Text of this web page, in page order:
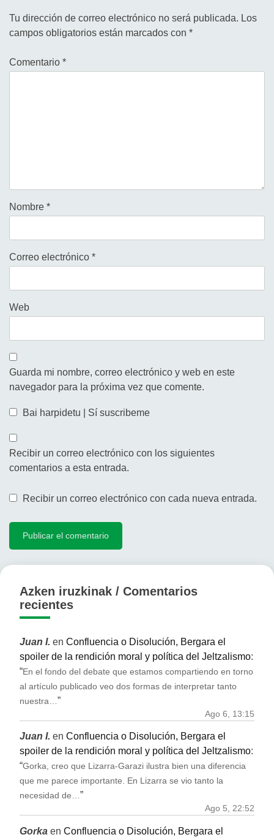
Tu dirección de correo electrónico no será publicada. Los
campos obligatorios están marcados con *
Comentario *
Nombre *
Correo electrónico *
Web
Guarda mi nombre, correo electrónico y web en este
navegador para la próxima vez que comente.
Bai harpidetu | Sí suscribeme
Recibir un correo electrónico con los siguientes
comentarios a esta entrada.
Recibir un correo electrónico con cada nueva entrada.
Azken iruzkinak / Comentarios
recientes
Juan I. en Confluencia o Disolución, Bergara el
spoiler de la rendición moral y política del Jeltzalismo:
“En el fondo del debate que estamos compartiendo en torno
al artículo publicado veo dos formas de interpretar tanto
nuestra… ”
Ago 6, 13:15
Juan I. en Confluencia o Disolución, Bergara el
spoiler de la rendición moral y política del Jeltzalismo:
“Gorka, creo que Lizarra-Garazi ilustra bien una diferencia
que me parece importante. En Lizarra se vio tanto la
necesidad de…”
Ago 5, 22:52
Gorka en Confluencia o Disolución, Bergara el